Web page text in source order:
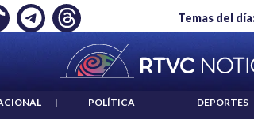
Temas del
EMPLEO: JP MORGAN "HABLAR NO ES
| POLÍTICA | DEPORTES